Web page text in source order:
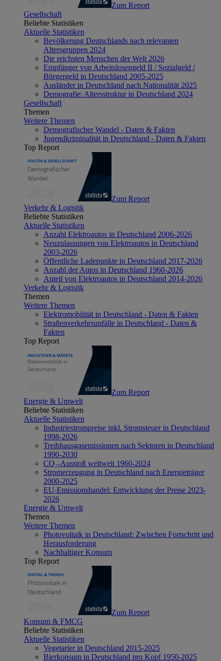
Zum Report
Gesellschaft
Beliebte Statistiken
Aktuelle Statistiken
Bevölkerung Deutschlands nach relevanten
Altersgruppen 2024
Die reichsten Menschen der Welt 2026
Empfänger von Arbeitslosengeld II / Sozialgeld /
Bürgergeld in Deutschland 2005-2025
Ausländer in Deutschland nach Nationalität 2025
Demografie: Altersstruktur in Deutschland 2024
Gesellschaft
Themen
Weitere Themen
Demografischer Wandel - Daten & Fakten
Jugendkriminalität in Deutschland - Daten & Fakten
Top Report
Zum Report
Verkehr & Logistik
Beliebte Statistiken
Aktuelle Statistiken
Anzahl Elektroautos in Deutschland 2006-2026
Neuzulassungen von Elektroautos in Deutschland
2003-2026
Öffentliche Ladepunkte in Deutschland 2017-2026
Anzahl der Autos in Deutschland 1960-2026
Anteil von Elektroautos in Deutschland 2014-2026
Verkehr & Logistik
Themen
Weitere Themen
Elektromobilität in Deutschland - Daten & Fakten
Straßenverkehrsunfälle in Deutschland - Daten &
Fakten
Top Report
Zum Report
Energie & Umwelt
Beliebte Statistiken
Aktuelle Statistiken
Industriestrompreise inkl. Stromsteuer in Deutschland
1998-2026
Treibhausgasemissionen nach Sektoren in Deutschland
1990-2030
CO₂-Ausstoß weltweit 1960-2024
Stromerzeugung in Deutschland nach Energieträger
2000-2025
EU-Emissionshandel: Entwicklung der Preise 2023-
2026
Energie & Umwelt
Themen
Weitere Themen
Photovoltaik in Deutschland: Zwischen Fortschritt und
Herausforderung
Nachhaltiger Konsum
Top Report
Zum Report
Konsum & FMCG
Beliebte Statistiken
Aktuelle Statistiken
Vegetarier in Deutschland 2015-2025
Bierkonsum in Deutschland pro Kopf 1950-2025